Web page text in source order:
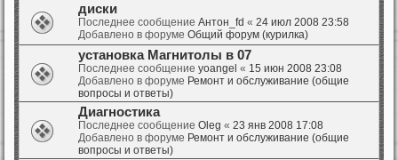
диски
Последнее сообщение Антон_fd « 24 июл 2008 23:58
Добавлено в форуме Общий форум (курилка)
установка Магнитолы в 07
Последнее сообщение yoangel « 15 июн 2008 23:08
Добавлено в форуме Ремонт и обслуживание (общие
вопросы и ответы)
Диагностика
Последнее сообщение Oleg « 23 янв 2008 17:08
Добавлено в форуме Ремонт и обслуживание (общие
вопросы и ответы)